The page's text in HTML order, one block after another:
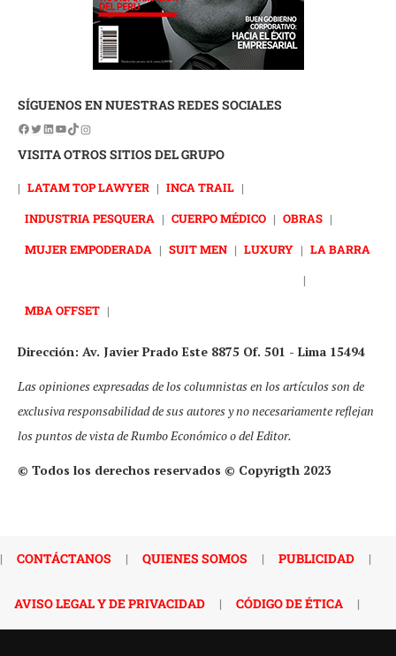
SÍGUENOS EN NUESTRAS REDES SOCIALES
VISITA OTROS SITIOS DEL GRUPO
| LATAM TOP LAWYER | INCA TRAIL |
INDUSTRIA PESQUERA | CUERPO MÉDICO | OBRAS |
MUJER EMPODERADA | SUIT MEN | LUXURY | LA BARRA
|
MBA OFFSET |
Dirección: Av. Javier Prado Este 8875 Of. 501 - Lima 15494
Las opiniones expresadas de los columnistas en los artículos son de
exclusiva responsabilidad de sus autores y no necesariamente reflejan
los puntos de vista de Rumbo Económico o del Editor.
© Todos los derechos reservados © Copyrigth 2023
| CONTÁCTANOS | QUIENES SOMOS | PUBLICIDAD |
AVISO LEGAL Y DE PRIVACIDAD | CÓDIGO DE ÉTICA |